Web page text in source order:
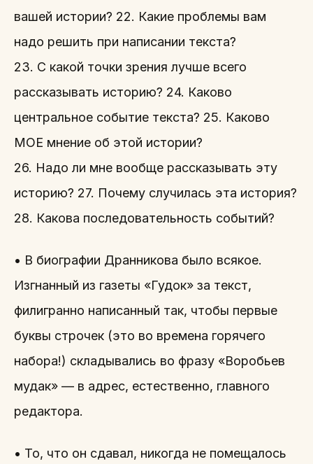
вашей истории? 22. Какие проблемы вам
надо решить при написании текста?
23. С какой точки зрения лучше всего
рассказывать историю? 24. Каково
центральное событие текста? 25. Каково
МОЕ мнение об этой истории?
26. Надо ли мне вообще рассказывать эту
историю? 27. Почему случилась эта история?
28. Какова последовательность событий?
• В биографии Дранникова было всякое.
Изгнанный из газеты «Гудок» за текст,
филигранно написанный так, чтобы первые
буквы строчек (это во времена горячего
набора!) складывались во фразу «Воробьев
мудак» — в адрес, естественно, главного
редактора.
• То, что он сдавал, никогда не помещалось